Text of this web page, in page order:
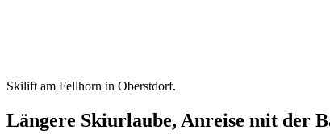
Skilift am Fellhorn in Oberstdorf.
Längere Skiurlaube, Anreise mit der